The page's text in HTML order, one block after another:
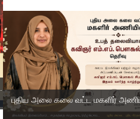
புதிய அலை கலை வட்ட மகளிர்